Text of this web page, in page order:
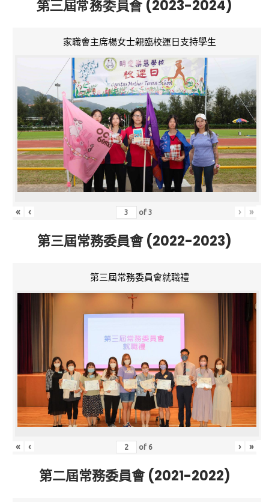
第三屆常務委員會 (2023-2024)
家職會主席楊女士親臨校運日支持學生
« ‹ of3 › »
第三屆常務委員會 (2022-2023)
第三屆常務委員會就職禮
« ‹ of 6 › »
第二屆常務委員會 (2021-2022)